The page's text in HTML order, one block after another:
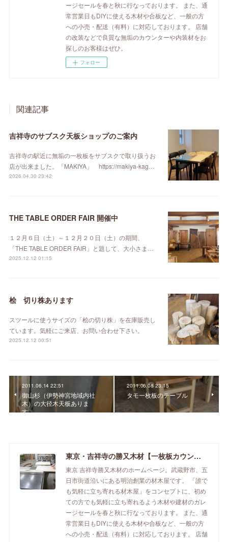
ージセールを春と秋に行なっております。 また、通
常営業日もDIYに使える木材や合板など、一般の方
への小売・配送（有料）に対応しております。 店舗
の改装などで良質な無垢のカウンターや内装材をお
探しのお客様はぜひ。
フォロー
関連記事
吉祥寺のサブスク天板ショップのご案内
吉祥寺の駅近に無垢の一枚板をサブスクで取り扱うお
店が出来ました。「MAKIYA」 https://makiya-kag…
2026.04.30 23:42
THE TABLE ORDER FAIR 開催中
１２月６日（土）～１２月２０日（土）の期間、
「THE TABLE ORDER FAIR」と題して、大小さま…
2025.12.12 01:15
桧 切り株あります
スツールに使うサイズの「桧の切り株」を在庫販売し
ています。気軽にご来店、お問い合わせ下さい。
2025.12.12 00:51
2011.06.14 22:51
御山杉（伊勢神宮地域内社
木）の大径木天板ありま
す。
2011.06.08 23:15
タモ一枚板のテーブル
東京・吉祥寺の勝又木材【一枚板カウンター】
東京 吉祥寺勝又木材のホームページ。武蔵野市、五
日市街道沿いにある明治創業の材木屋です。 「誰で
も気軽に立ち寄れる材木屋」をコンセプトに、初め
ての方でも気軽に立ち寄れるよう木材や建材のガレ
ージセールを春と秋に行なっております。 また、通
常営業日もDIYに使える木材や合板など、一般の方
への小売・配送（有料）に対応しております。 店舗